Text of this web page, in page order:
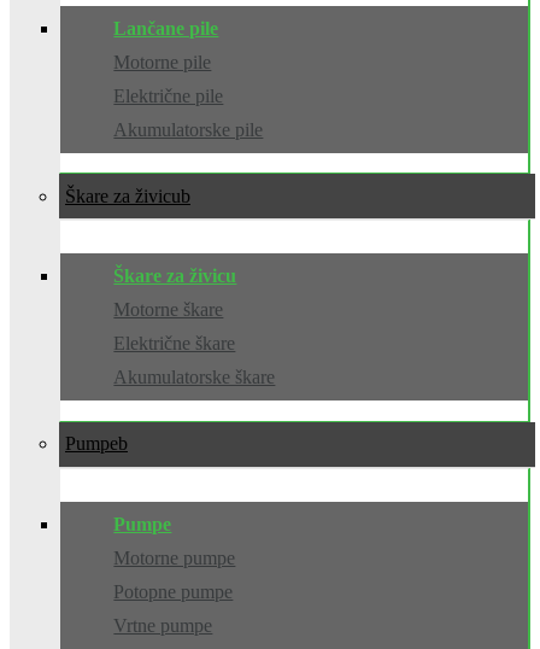
Lančane pile
Motorne pile
Električne pile
Akumulatorske pile
Škare za živicu
Škare za živicu
Motorne škare
Električne škare
Akumulatorske škare
Pumpe
Pumpe
Motorne pumpe
Potopne pumpe
Vrtne pumpe